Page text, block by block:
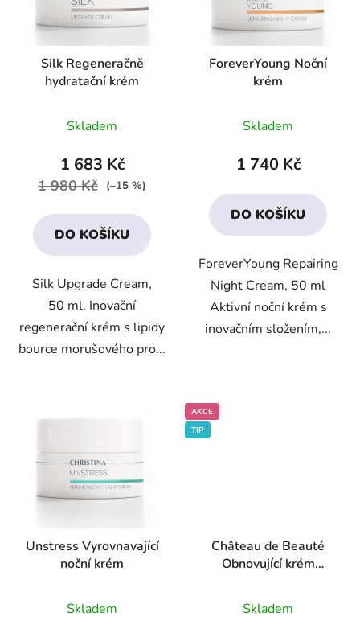
Silk Regeneračně
hydratační krém
hodnocení
produktu
je
5
Skladem
1 683 Kč
1 980 Kč (–15 %)
DO KOŠÍKU
Silk Upgrade Cream,
50 ml. Inovační
regenerační krém s lipidy
bource morušového pro...
ForeverYoung Noční
krém
hodnocení
produktu
4,0
z
hvězdiček.
Skladem
1 740 Kč
DO KOŠÍKU
ForeverYoung Repairing
Night Cream, 50 ml
Aktivní noční krém s
inovačním složením,...
Unstress Vyrovnavající
noční krém
hodnocení
Skladem
AKCE
TIP
Château de Beauté
Obnovující krém
vína
hodnocení
Skladem